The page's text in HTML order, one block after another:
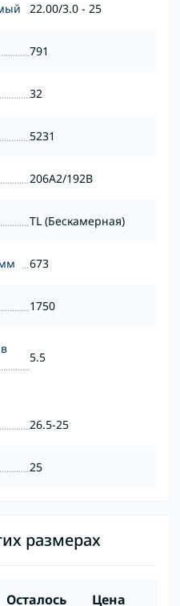
22.00/3.0 - 25
791
32
5231
206A2/192B
TL (Бескамерная)
673
1750
5.5
26.5-25
25
размерах
Осталось Цена